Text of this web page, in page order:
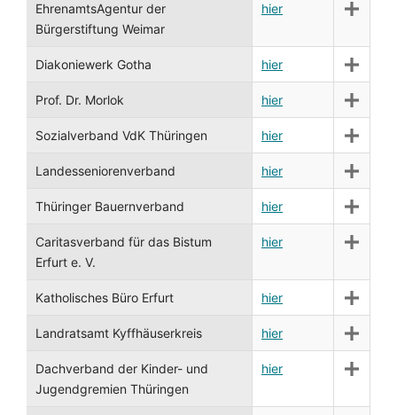
EhrenamtsAgentur der
Bürgerstiftung Weimar
hier
Diakoniewerk Gotha hier
Prof. Dr. Morlok hier
Sozialverband VdK Thüringen hier
Landesseniorenverband hier
Thüringer Bauernverband hier
Caritasverband für das Bistum
Erfurt e. V.
hier
Katholisches Büro Erfurt hier
Landratsamt Kyffhäuserkreis hier
Dachverband der Kinder- und
Jugendgremien Thüringen
hier